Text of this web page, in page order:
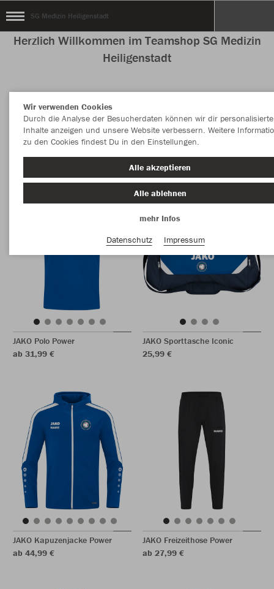
SG Medizin Heiligenstadt
Herzlich Willkommen im Teamshop SG Medizin
Heiligenstadt
Nachhaltig Farbe
JAKO Polo Power
ab 31,99 €
JAKO Sporttasche Iconic
25,99 €
JAKO Kapuzenjacke Power
ab 44,99 €
JAKO Freizeithose Power
ab 27,99 €
Wir verwenden Cookies
Durch die Analyse der Besucherdaten können wir dir personalisierte
Inhalte anzeigen und unsere Website verbessern. Weitere
zu den Cookies findest Du in den Einstellungen.
Alle akzeptieren
Alle ablehnen
mehr Infos
Datenschutz
Impressum